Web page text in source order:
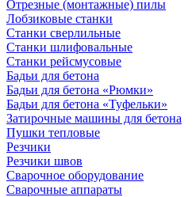
Отрезные (монтажные) пилы
Лобзиковые станки
Станки сверлильные
Станки шлифовальные
Станки рейсмусовые
Бадьи для бетона
Бадьи для бетона «Рюмки»
Бадьи для бетона «Туфельки»
Затирочные машины для бетона
Пушки тепловые
Резчики
Резчики швов
Сварочное оборудование
Сварочные аппараты